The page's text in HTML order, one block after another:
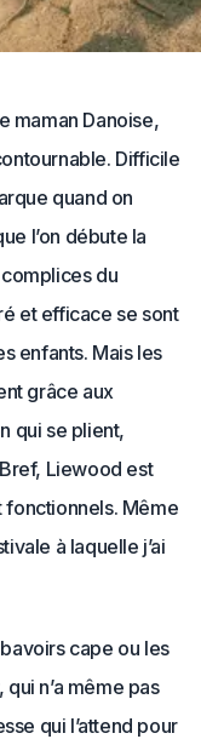
maman Danoise,
Difficile
quand on
l’on débute la
du
et efficace se sont
enfants. Mais les
grâce aux
qui se plient,
Liewood est
fonctionnels. Même
à laquelle j’ai
cape ou les
n’a même pas
qui l’attend pour